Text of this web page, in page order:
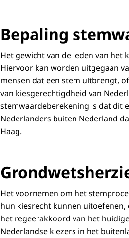
Bepaling
Het gewicht van de leden van het
Hiervoor kan worden uitgegaan
mensen dat een stem uitbrengt,
van kiesgerechtigdheid van
stemwaardeberekening is dat dit
Nederlanders buiten Nederland
Haag.
Het voornemen om het
hun kiesrecht kunnen uitoefenen,
het regeerakkoord van het
Nederlandse kiezers in het